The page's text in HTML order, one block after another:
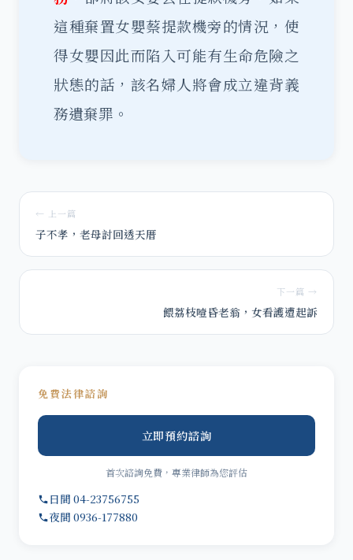
這種棄置女嬰蔡提款機旁的情況，使
得女嬰因此而陷入可能有生命危險之
狀態的話，該名婦人將會成立違背義
務遺棄罪。
← 上一篇
子不孝，老母討回透天厝
下一篇 →
餵荔枝噎昏老翁，女看護遭起訴
免費法律諮詢
立即預約諮詢
首次諮詢免費，專業律師為您評估
日間 04-23756755
夜間 0936-177880